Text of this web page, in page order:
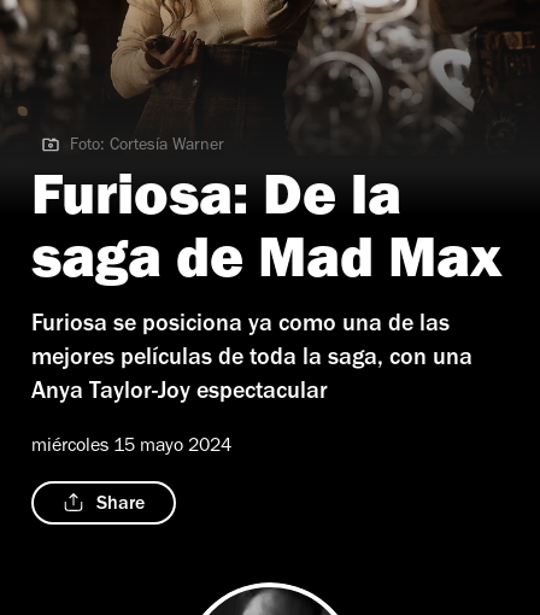
Foto: Cortesía Warner
Foto: Cortesía Warner
Furiosa: De la
saga de Mad Max
Furiosa se posiciona ya como una de las
mejores películas de toda la saga, con una
Anya Taylor-Joy espectacular
miércoles 15 mayo 2024
Share